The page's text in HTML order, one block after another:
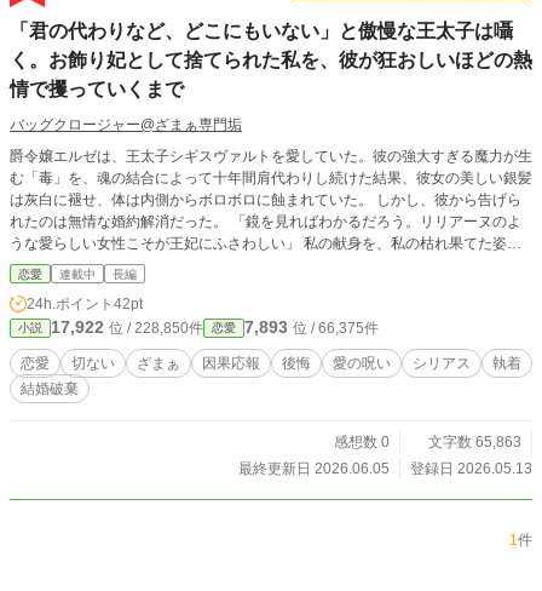
「君の代わりなど、どこにもいない」と傲慢な王太子は囁
く。お飾り妃として捨てられた私を、彼が狂おしいほどの熱
情で攫っていくまで
バッグクロージャー@ざまぁ専門垢
爵令嬢エルゼは、王太子シギスヴァルトを愛していた。彼の強大すぎる魔力が生
む「毒」を、魂の結合によって十年間肩代わりし続けた結果、彼女の美しい銀髪
は灰白に褪せ、体は内側からボロボロに蝕まれていた。 しかし、彼から告げら
れたのは無情な婚約解消だった。 「鏡を見ればわかるだろう。リリアーヌのよ
うな愛らしい女性こそが王妃にふさわしい」 私の献身を、私の枯れ果てた姿
を、貴方は「出来損ない」と笑って切り捨てた。 全ての未練を焼き捨てたエル
ゼは、最後に一つの「贈り物」を用意する。 それは、自らの血を混ぜた禁薬―
―最期の瞬間に絶世の美しさを与え、同時にこれまで抑え込んできた「十年分の
猛毒」を全て持ち主へと還す、残酷な呪い。 王太子の輝かしい祝宴の夜。 純白
のドレスを鮮血に染めて微笑むエルゼの死顔は、一生消えない刻印として彼の魂
を焼き尽くしていく。 守る者を失い、自滅していく男に救いはなく――。 一人
の令嬢が命を懸けて仕掛ける、最も美しく凄惨な復讐劇。
恋愛 連載中 長編
24h.ポイント 42pt
小説 17,922 位 / 228,850件 恋愛 7,893 位 / 66,375件
恋愛 切ない ざまぁ 因果応報 後悔 愛の呪い シリアス
執着
結婚破棄
感想数 0
文字数 65,863
最終更新日 2026.06.05
登録日 2026.05.13
1件